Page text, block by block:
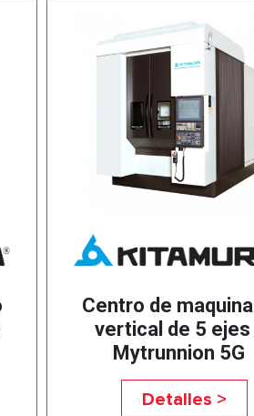
Centro de
vertical de 5
Mytrunnion 5G
Detalles >